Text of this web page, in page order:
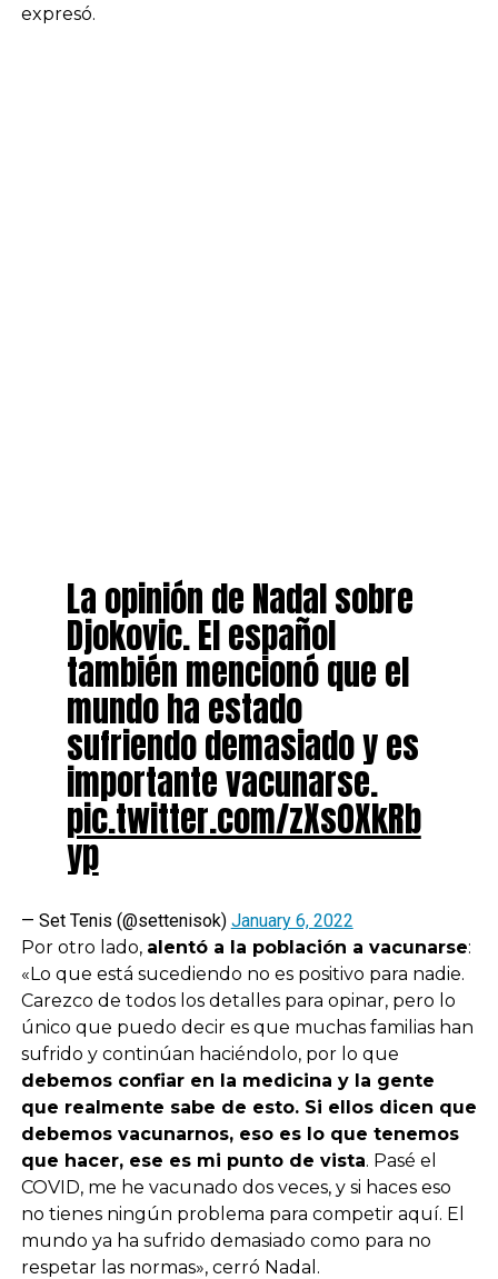
expresó.
La opinión de Nadal sobre
Djokovic. El español
también mencionó que el
mundo ha estado
sufriendo demasiado y es
importante vacunarse.
pic.twitter.com/zXs0XkRb
yp
— Set Tenis (@settenisok) January 6, 2022
Por otro lado, alentó a la población a vacunarse:
«Lo que está sucediendo no es positivo para nadie.
Carezco de todos los detalles para opinar, pero lo
único que puedo decir es que muchas familias han
sufrido y continúan haciéndolo, por lo que
debemos confiar en la medicina y la gente
que realmente sabe de esto. Si ellos dicen que
debemos vacunarnos, eso es lo que tenemos
que hacer, ese es mi punto de vista. Pasé el
COVID, me he vacunado dos veces, y si haces eso
no tienes ningún problema para competir aquí. El
mundo ya ha sufrido demasiado como para no
respetar las normas», cerró Nadal.